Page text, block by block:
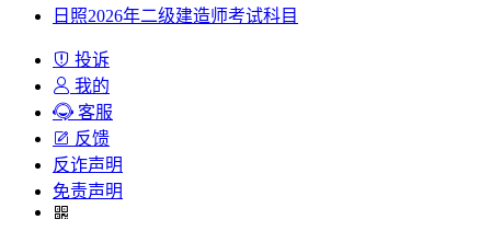
日照2026年二级建造师考试科目
投诉
我的
客服
反馈
反诈声明
免责声明